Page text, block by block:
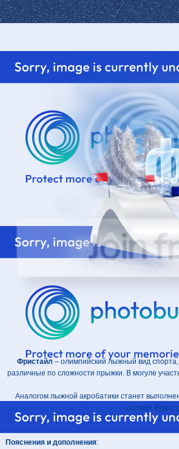
Фристайл – олимпийский лыжный вид
различные по сложности прыжки. В могуле
Аналогом лыжной акробатики станет
должен будет
Пояснения и дополнения: